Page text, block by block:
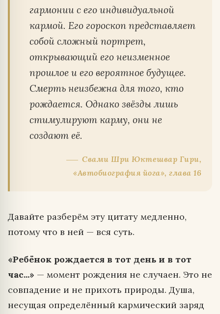
гармонии с его индивидуальной
кармой. Его гороскоп представляет
собой сложный портрет,
открывающий его неизменное
прошлое и его вероятное будущее.
Смерть неизбежна для того, кто
рождается. Однако звёзды лишь
стимулируют карму, они не
создают её.
Свами Шри Юктешвар Гири,
«Автобиография йога», глава 16
Давайте разберём эту цитату медленно,
потому что в ней — вся суть.
«Ребёнок рождается в тот день и в тот
час...» — момент рождения не случаен. Это не
совпадение и не прихоть природы. Душа,
несущая определённый кармический заряд